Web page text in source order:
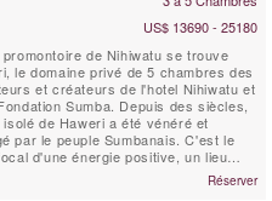
dévoué à plein temps et un chef ...
US$ 13690 - 25180
promontoire de Nihiwatu se trouve
le domaine privé de 5 chambres des
et créateurs de l'hotel Nihiwatu et
Sumba. Depuis des siècles,
isolé de Haweri a été vénéré et
par le peuple Sumbanais. C'est le
d'une énergie positive, un lieu
beauté exceptionnelle qui est entouré
mer et la jungle tropicale vierge, une
Réserver